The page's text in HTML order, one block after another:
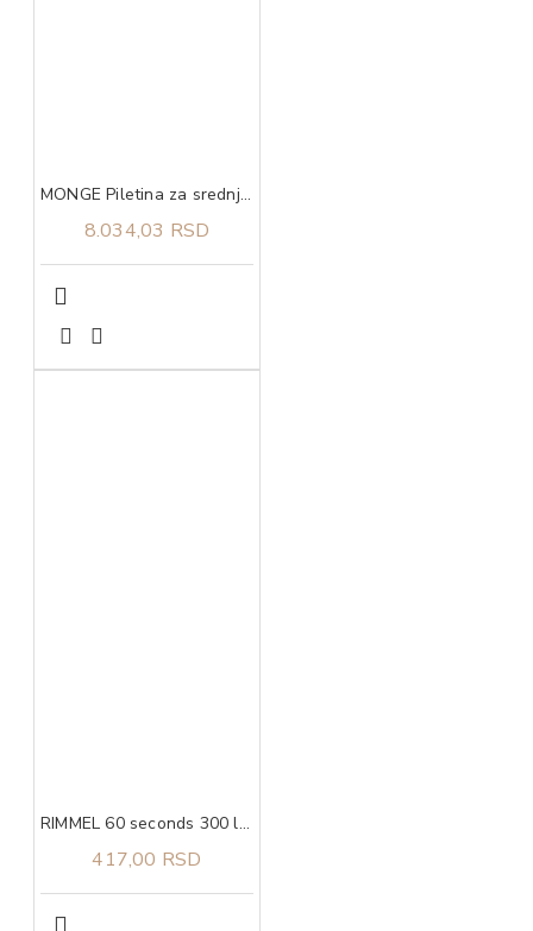
MONGE Piletina za srednje rase puppy 12kg
8.034,03 RSD
RIMMEL 60 seconds 300 lak za nokte
417,00 RSD